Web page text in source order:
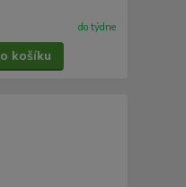
do týdne
košíku